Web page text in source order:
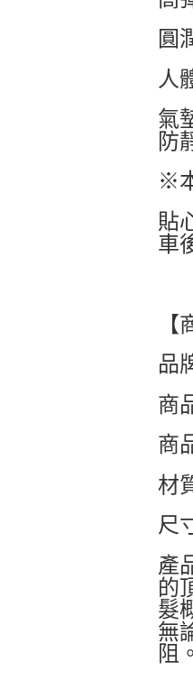
圓
人
氣
防
※
貼
車
【
品
商
商
材
尺
產
的
髮
無
阻。